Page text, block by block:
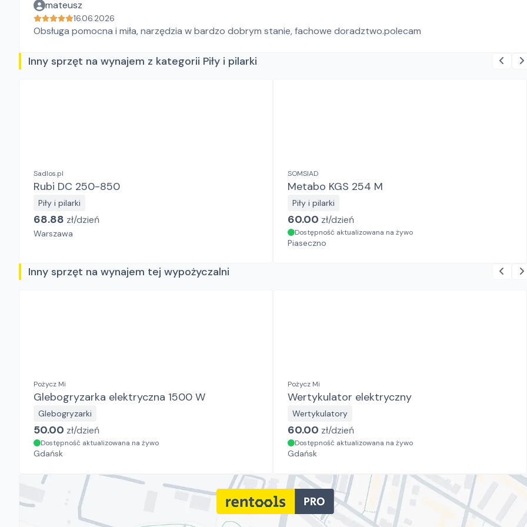
mateusz
16.06.2026
Obsługa pomocna i miła, narzędzia w bardzo dobrym stanie, fachowe doradztwo.polecam
Inny sprzęt na wynajem z kategorii Piły i pilarki
Sadlos.pl
Rubi DC 250-850
Piły i pilarki
68.88 zł/dzień
Warszawa
SOMSIAD
Metabo KGS 254 M
Piły i pilarki
60.00 zł/dzień
Dostępność aktualizowana na żywo
Piaseczno
Inny sprzęt na wynajem tej wypożyczalni
Pożycz Mi
Glebogryzarka elektryczna 1500 W
Glebogryzarki
50.00 zł/dzień
Dostępność aktualizowana na żywo
Gdańsk
Pożycz Mi
Wertykulator elektryczny
Wertykulatory
60.00 zł/dzień
Dostępność aktualizowana na żywo
Gdańsk